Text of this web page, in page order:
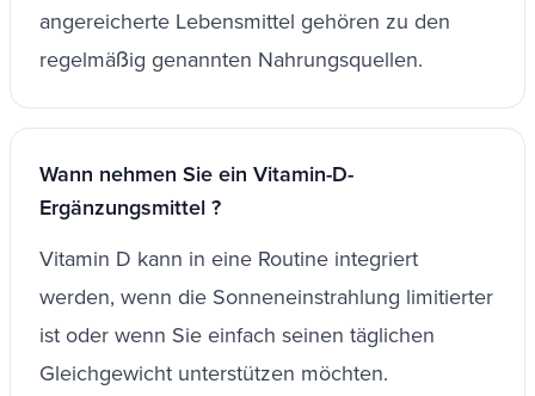
angereicherte Lebensmittel gehören zu den
regelmäßig genannten Nahrungsquellen.
Wann nehmen Sie ein Vitamin-D-
Ergänzungsmittel ?
Vitamin D kann in eine Routine integriert
werden, wenn die Sonneneinstrahlung limitierter
ist oder wenn Sie einfach seinen täglichen
Gleichgewicht unterstützen möchten.